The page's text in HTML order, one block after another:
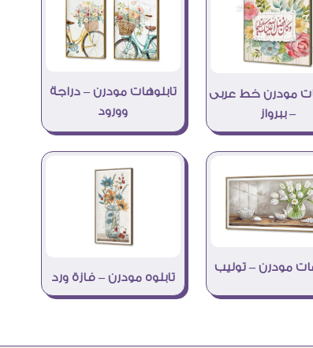
مودرن خط عربى
– ببرواز
تابلوهات مودرن – دراجة
وورود
مودرن – توليب
تابلوه مودرن – فازة ورد